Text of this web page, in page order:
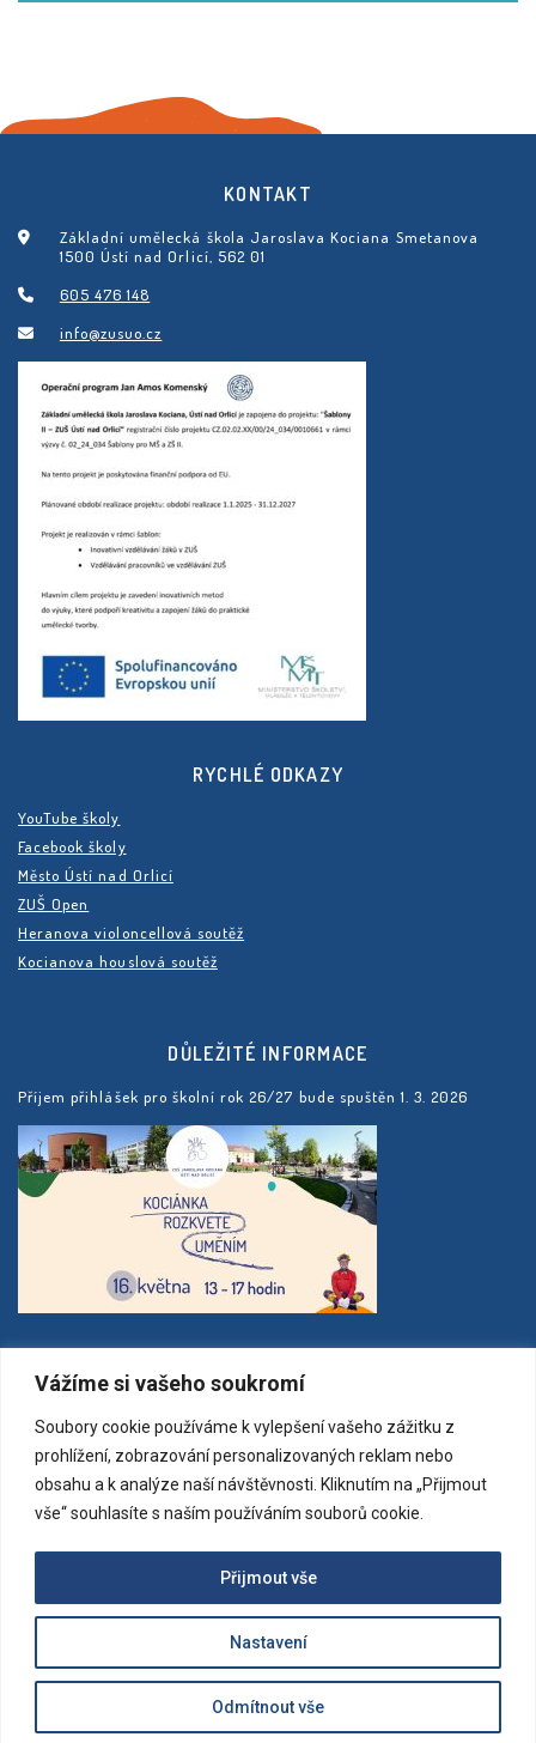
Vážíme si vašeho soukromí
Soubory cookie používáme k vylepšení vašeho zážitku z
prohlížení, zobrazování personalizovaných reklam nebo
obsahu a k analýze naší návštěvnosti. Kliknutím na „Přijmout
vše“ souhlasíte s naším používáním souborů cookie.
Nastavení
Odmítnout vše
Přijmout vše
KONTAKT
Základní umělecká škola Jaroslava Kociana Smetanova
1500 Ústí nad Orlicí, 562 01
605 476 148
info@zusuo.cz
RYCHLÉ ODKAZY
YouTube školy
Facebook školy
Město Ústí nad Orlicí
ZUŠ Open
Heranova violoncellová soutěž
Kocianova houslová soutěž
DŮLEŽITÉ INFORMACE
Příjem přihlášek pro školní rok 26/27 bude spuštěn 1. 3. 2026
Všechna práva vyhrazena. Copyright © 2023 Základní umělecká